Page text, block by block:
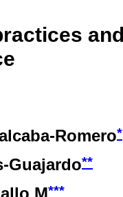
Romero*
Guajardo**
M***